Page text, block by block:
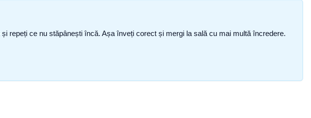
repeți ce nu stăpânești încă. Așa înveți corect și mergi la sală cu mai multă încredere.